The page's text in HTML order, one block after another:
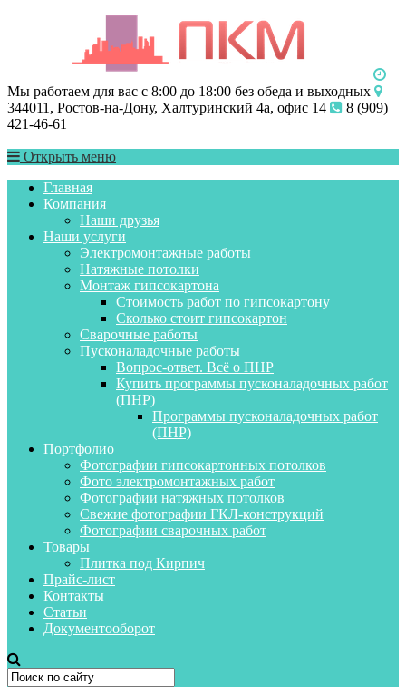
Мы работаем для вас с 8:00 до 18:00 без обеда и выходных
344011, Ростов-на-Дону, Халтуринский 4а, офис 14
8 (909)
421-46-61
Открыть меню
Главная
Компания
Наши друзья
Наши услуги
Электромонтажные работы
Натяжные потолки
Монтаж гипсокартона
Стоимость работ по гипсокартону
Сколько стоит гипсокартон
Сварочные работы
Пусконаладочные работы
Вопрос-ответ. Всё о ПНР
Купить программы пусконаладочных работ
(ПНР)
Программы пусконаладочных работ
(ПНР)
Портфолио
Фотографии гипсокартонных потолков
Фото электромонтажных работ
Фотографии натяжных потолков
Свежие фотографии ГКЛ-конструкций
Фотографии сварочных работ
Товары
Плитка под Кирпич
Прайс-лист
Контакты
Статьи
Документооборот